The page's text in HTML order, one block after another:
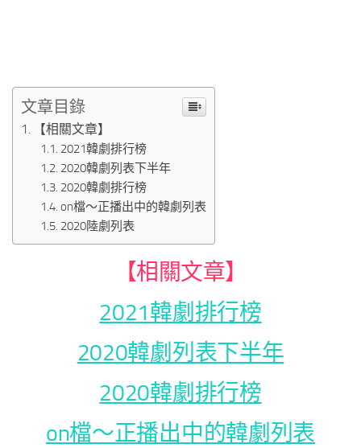
文章目錄
【相關文章】
2021韓劇排行榜
2020韓劇列表下半年
2020韓劇排行榜
on檔～正播出中的韓劇列表
2020陸劇列表
【相關文章】
2021韓劇排行榜
2020韓劇列表下半年
2020韓劇排行榜
on檔～正播出中的韓劇列表